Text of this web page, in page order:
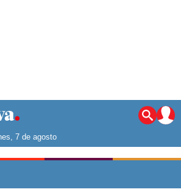
La ciudad
Punta Alta
7 de agosto